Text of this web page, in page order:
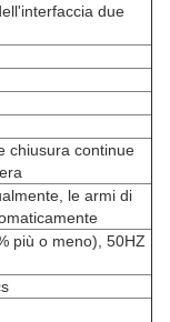
due
chiusura continue
le armi di
più o meno), 50HZ